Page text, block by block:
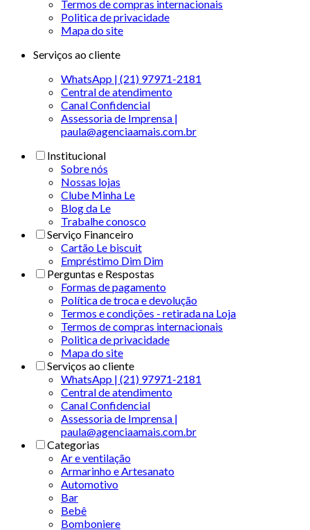
Termos de compras internacionais
Politica de privacidade
Mapa do site
Serviços ao cliente
WhatsApp | (21) 97971-2181
Central de atendimento
Canal Confidencial
Assessoria de Imprensa |
paula@agenciaamais.com.br
Institucional
Sobre nós
Nossas lojas
Clube Minha Le
Blog da Le
Trabalhe conosco
Serviço Financeiro
Cartão Le biscuit
Empréstimo Dim Dim
Perguntas e Respostas
Formas de pagamento
Política de troca e devolução
Termos e condições - retirada na Loja
Termos de compras internacionais
Politica de privacidade
Mapa do site
Serviços ao cliente
WhatsApp | (21) 97971-2181
Central de atendimento
Canal Confidencial
Assessoria de Imprensa |
paula@agenciaamais.com.br
Categorias
Ar e ventilação
Armarinho e Artesanato
Automotivo
Bar
Bebê
Bomboniere